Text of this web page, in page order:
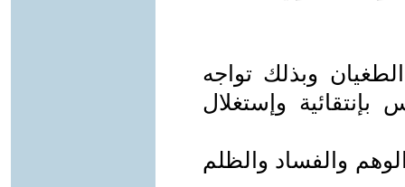
وبذلك تواجه
وإستغلال
والفساد والظلم